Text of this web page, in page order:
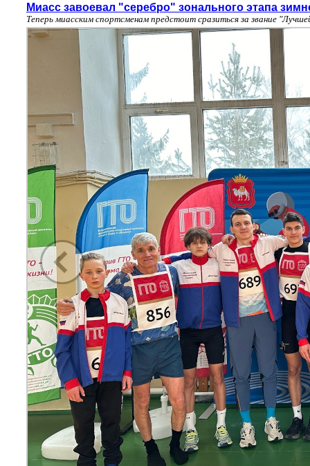
Миасс завоевал "серебро" зонального этапа
Теперь миасским спортсменам предстоит сразиться за звание